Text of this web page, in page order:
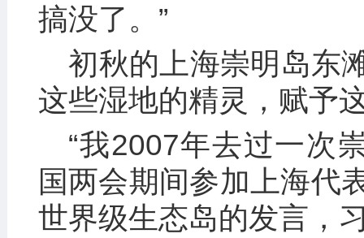
搞没了。”
初秋的上海崇明岛东
这些湿地的精灵，赋予
“我2007年去过一次
国两会期间参加上海代
世界级生态岛的发言，